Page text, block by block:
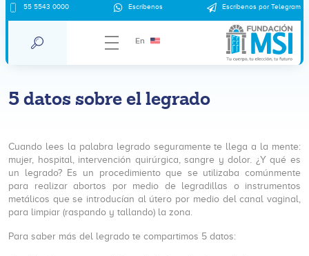
55 5543 0000 Escríbenos Escríbenos por Telegram
En
5 datos sobre el legrado
Cuando lees la palabra legrado seguramente te llega a la mente:
mujer, hospital, intervención quirúrgica, sangre y dolor. ¿Y qué es
un legrado? Es un procedimiento que se utilizaba comúnmente
para realizar abortos por medio de legradillas o instrumentos
metálicos que se introducían al útero por medio del canal vaginal,
para limpiar (raspando y tallando) la zona.
Para saber más del legrado te compartimos 5 datos: